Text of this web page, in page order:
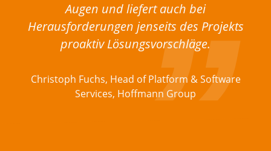
Augen und liefert auch bei
Herausforderungen jenseits des Projekts
proaktiv Lösungsvorschläge.
Christoph Fuchs, Head of Platform & Software
Services, Hoffmann Group